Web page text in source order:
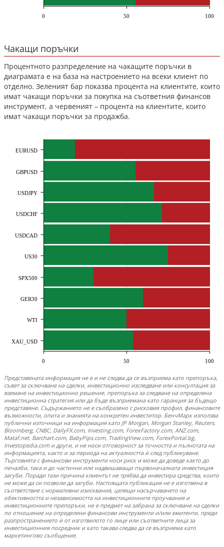
0 50 100
Чакащи поръчки
Процентното разпределение на чакащите поръчки в
диаграмата е на база на настроението на всеки клиент по
отделно. Зеленият бар показва процента на клиентите, които
имат чакащи поръчки за покупка на съответния финансов
инструмент, а червеният – процента на клиентите, които
имат чакащи поръчки за продажба.
EURUSD
GBPUSD
USDJPY
USDCHF
USDCAD
US30
SPX500
GER30
WTI
XAU_USD
0 50 100
Представената информация не е и не следва да се възприема като препоръка,
съвет за сключване на сделки, инвестиционно изследване или консултация за
вземане на инвестиционно решение, препоръка за следване на определена
инвестиционна стратегия или да бъде възприемана като гаранция за бъдещо
представяне. Съдържанието не е съобразено с рисковия профил, финансовите
възможности, опита и знанията на конкретен инвеститор. БенчМарк използва
публични източници на информация като JP Morgan, Morgan Stanley, Reuters,
Bloomberg, CNBC, DailyFX.com, Investing.com, ForexFactory.com, ANZ.com,
Mataf.net, Barchart.com, BabyPips.com, TradingView.com, ForexPortal.bg,
Investopedia.com и други, и не носи отговорност за точността и пълнотата на
информацията, както и за периода на актуалността ѝ след публикуване.
Търговията с финансови инструменти носи риск и може да доведе както до
печалби, така и до частични или надвишаващи първоначалната инвестиция
загуби. Поради тази причина клиентът не трябва да инвестира средства, които
не може да си позволи да загуби. Настоящата публикация не е изготвена в
съответствие с нормативни изисквания, целящи насърчаването на
обективността и независимостта на инвестиционните проучвания и
инвестиционните препоръки, не е предмет на забрана за сключване на сделки
по отношение на определени финансови инструменти и/или емитенти, преди
разпространението ѝ от изготвилото го лице или съответните лица за
инвестиционния посредник и като такава следва да се възприема като
маркетингово съобщение.